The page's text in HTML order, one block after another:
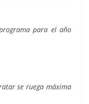
para el año
se ruega máxima